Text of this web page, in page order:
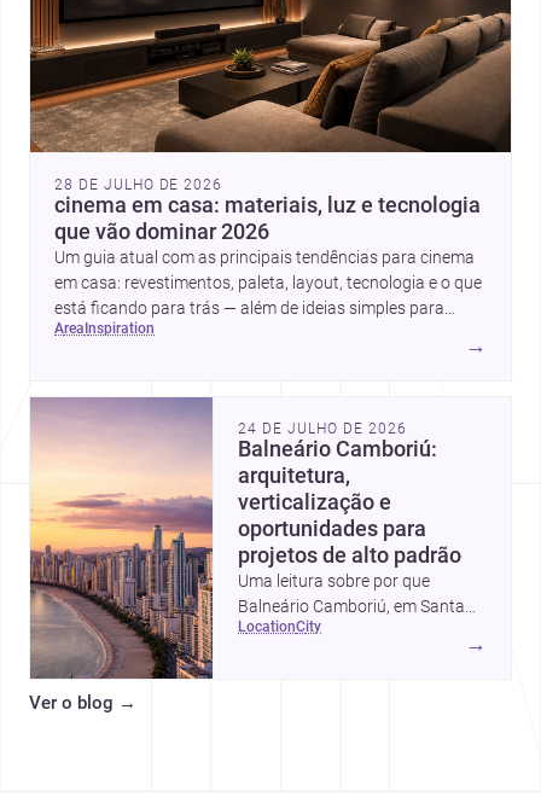
28 DE JULHO DE 2026
cinema em casa: materiais, luz e tecnologia
que vão dominar 2026
Um guia atual com as principais tendências para cinema
em casa: revestimentos, paleta, layout, tecnologia e o que
está ficando para trás — além de ideias simples para
atualizar sem reforma completa.
area inspiration
→
24 DE JULHO DE 2026
Balneário Camboriú:
arquitetura,
verticalização e
oportunidades para
projetos de alto padrão
Uma leitura sobre por que
Balneário Camboriú, em Santa
Catarina, virou referência em
location city
→
Ver o blog →